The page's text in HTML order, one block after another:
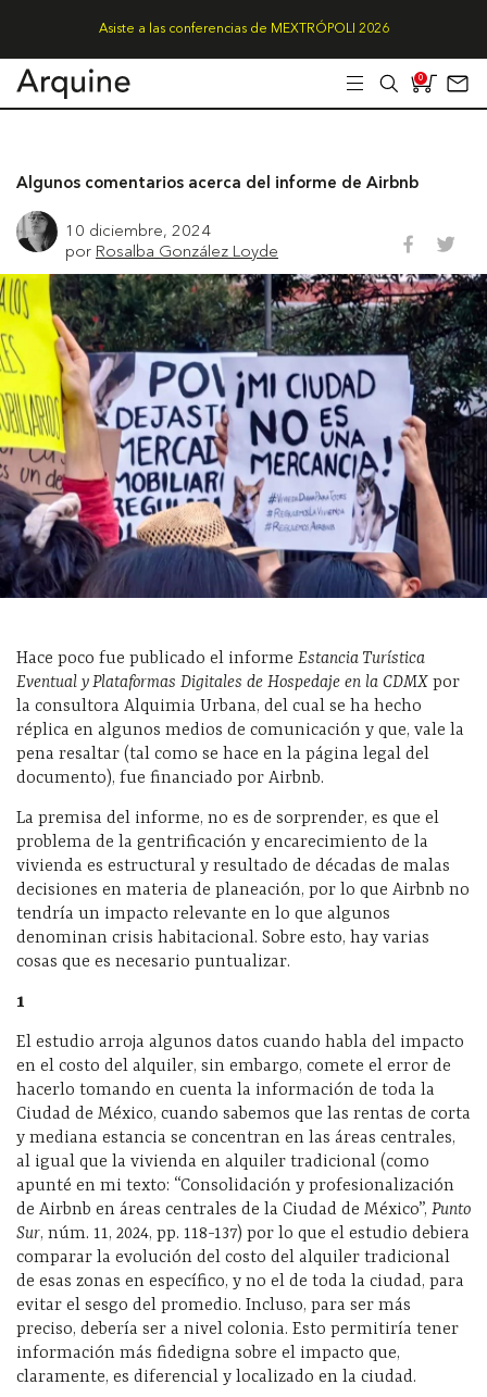
Asiste a las conferencias de MEXTRÓPOLI 2026
0
Algunos comentarios acerca del informe de Airbnb
10 diciembre, 2024
por Rosalba González Loyde
Hace poco fue publicado el informe Estancia Turística
Eventual y Plataformas Digitales de Hospedaje en la CDMX por
la consultora Alquimia Urbana, del cual se ha hecho
réplica en algunos medios de comunicación y que, vale la
pena resaltar (tal como se hace en la página legal del
documento), fue financiado por Airbnb.
La premisa del informe, no es de sorprender, es que el
problema de la gentrificación y encarecimiento de la
vivienda es estructural y resultado de décadas de malas
decisiones en materia de planeación, por lo que Airbnb no
tendría un impacto relevante en lo que algunos
denominan crisis habitacional. Sobre esto, hay varias
cosas que es necesario puntualizar.
1
El estudio arroja algunos datos cuando habla del impacto
en el costo del alquiler, sin embargo, comete el error de
hacerlo tomando en cuenta la información de toda la
Ciudad de México, cuando sabemos que las rentas de corta
y mediana estancia se concentran en las áreas centrales,
al igual que la vivienda en alquiler tradicional (como
apunté en mi texto: “Consolidación y profesionalización
de Airbnb en áreas centrales de la Ciudad de México”, Punto
Sur, núm. 11, 2024, pp. 118-137) por lo que el estudio debiera
comparar la evolución del costo del alquiler tradicional
de esas zonas en específico, y no el de toda la ciudad, para
evitar el sesgo del promedio. Incluso, para ser más
preciso, debería ser a nivel colonia. Esto permitiría tener
información más fidedigna sobre el impacto que,
claramente, es diferencial y localizado en la ciudad.